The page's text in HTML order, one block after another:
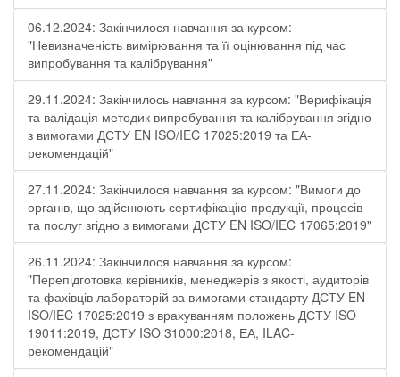
06.12.2024: Закінчилося навчання за курсом:
"Невизначеність вимірювання та її оцінювання під час
випробування та калібрування"
29.11.2024: Закінчилось навчання за курсом: "Верифікація
та валідація методик випробування та калібрування згідно
з вимогами ДСТУ EN ISO/IEC 17025:2019 та ЕА-
рекомендацій"
27.11.2024: Закінчилося навчання за курсом: "Вимоги до
органів, що здійснюють сертифікацію продукції, процесів
та послуг згідно з вимогами ДСТУ EN ISO/IEC 17065:2019"
26.11.2024: Закінчилося навчання за курсом:
"Перепідготовка керівників, менеджерів з якості, аудиторів
та фахівців лабораторій за вимогами стандарту ДСТУ EN
ISO/IEC 17025:2019 з врахуванням положень ДСТУ ISO
19011:2019, ДСТУ ISO 31000:2018, ЕА, ILAC-
рекомендацій"